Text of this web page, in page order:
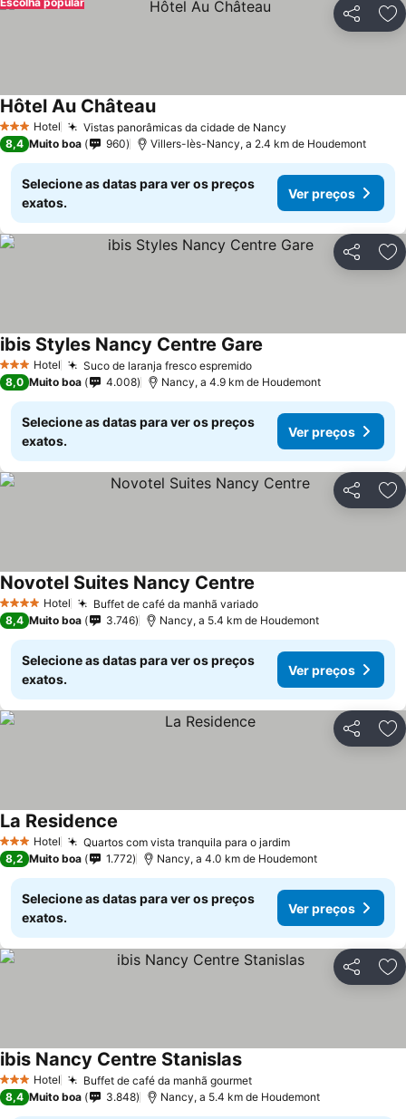
Partilhar
3 EstrelasHotel Vistas panorâmicas da cidade de Nancy
Hôtel Au Château
8,4 Muito boa 960 Villers-lès-Nancy, a 2.4 km de Houdemont
Selecione as datas para ver os preços
exatos.
Ver preços
Partilhar
3 EstrelasHotel Suco de laranja fresco espremido
ibis Styles Nancy Centre Gare
8,0 Muito boa 4.008 Nancy, a 4.9 km de Houdemont
Selecione as datas para ver os preços
exatos.
Ver preços
Partilhar
4 EstrelasHotel Buffet de café da manhã variado
Novotel Suites Nancy Centre
8,4 Muito boa 3.746 Nancy, a 5.4 km de Houdemont
Selecione as datas para ver os preços
exatos.
Ver preços
Partilhar
3 EstrelasHotel Quartos com vista tranquila para o jardim
La Residence
8,2 Muito boa 1.772 Nancy, a 4.0 km de Houdemont
Selecione as datas para ver os preços
exatos.
Ver preços
Partilhar
3 EstrelasHotel Buffet de café da manhã gourmet
ibis Nancy Centre Stanislas
8,4 Muito boa 3.848 Nancy, a 5.4 km de Houdemont